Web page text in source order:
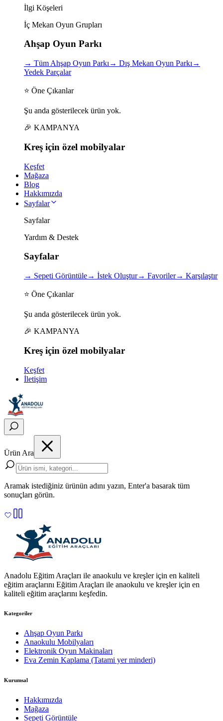
İlgi Köşeleri
İç Mekan Oyun Grupları
Ahşap Oyun Parkı
→ Tüm Ahşap Oyun Parkı → Dış Mekan Oyun Parkı →
Yedek Parçalar
⭐ Öne Çıkanlar
Şu anda gösterilecek ürün yok.
🎉 KAMPANYA
Kreş için özel mobilyalar
Keşfet
Mağaza
Blog
Hakkımızda
Sayfalar
Sayfalar
Yardım & Destek
Sayfalar
→ Sepeti Görüntüle→ İstek Oluştur→ Favoriler→ Karşılaştır
⭐ Öne Çıkanlar
Şu anda gösterilecek ürün yok.
🎉 KAMPANYA
Kreş için özel mobilyalar
Keşfet
İletişim
Ürün Ara
Aramak istediğiniz ürünün adını yazın, Enter'a basarak tüm
sonuçları görün.
Anadolu Eğitim Araçları ile anaokulu ve kreşler için en kaliteli
eğitim araçlarını Eğitim Araçları ile anaokulu ve kreşler için en
kaliteli eğitim araçlarını keşfedin.
Kategoriler
Ahşap Oyun Parkı
Anaokulu Mobilyaları
Elektronik Oyun Makinaları
Eva Zemin Kaplama (Tatami yer minderi)
Kurumsal
Hakkımızda
Mağaza
Sepeti Görüntüle